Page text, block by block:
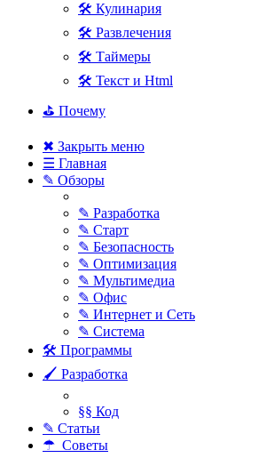
🛠 Кулинария
🛠 Развлечения
🛠 Таймеры
🛠 Текст и Html
⛳ Почему
✖ Закрыть меню
☰ Главная
✎ Обзоры
✎ Разработка
✎ Старт
✎ Безопасность
✎ Оптимизация
✎ Мультимедиа
✎ Офис
✎ Интернет и Сеть
✎ Система
🛠 Программы
🖌 Разработка
§§ Код
✎ Статьи
☂ Советы